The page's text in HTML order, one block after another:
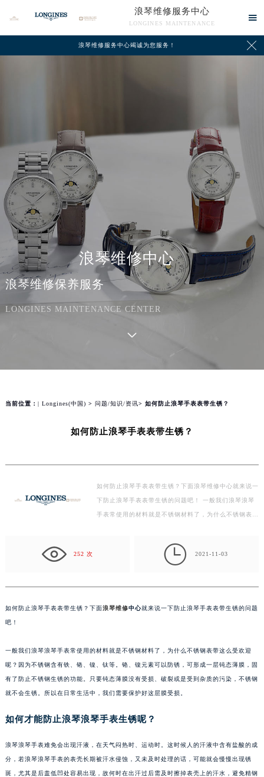
浪琴维修服务中心
LONGINES MAINTENANCE

浪琴维修服务中心竭诚为您服务！ 
浪琴维修中心
浪琴维修保养服务
LONGINES MAINTENANCE CENTER
联系我们
当前位置： | Longines(中国) > 问题/知识/资讯> 如何防止浪琴手表表带生锈？
如何防止浪琴手表表带生锈？
如何防止浪琴手表表带生锈？下面浪琴维修中心就来说一
下防止浪琴手表表带生锈的问题吧！ 一般我们浪琴浪琴
手表常使用的材料就是不锈钢材料了，为什么不锈钢表带
252 次  2021-11-03
如何防止浪琴手表表带生锈？下面浪琴维修中心就来说一下防止浪琴手表表带生锈的问题
吧！
一般我们浪琴浪琴手表常使用的材料就是不锈钢材料了，为什么不锈钢表带这么受欢迎
呢？因为不锈钢含有铁、铬、镍、钛等。铬、镍元素可以防锈，可形成一层钝态薄膜，固
有了防止不锈钢生锈的功能。只要钝态薄膜没有受损、破裂或是受到杂质的污染，不锈钢
就不会生锈。所以在日常生活中，我们需要保护好这层膜受损。
如何才能防止浪琴浪琴手表生锈呢？
浪琴浪琴手表难免会出现汗液，在天气闷热时、运动时。这时候人的汗液中含有盐酸的成
分，若浪琴浪琴手表的表壳长期被汗水侵蚀，又未及时处理的话，可能就会慢慢出现锈
斑，尤其是后盖低凹处容易出现，故何时在出汗过后需及时擦掉表壳上的汗水，避免精钢